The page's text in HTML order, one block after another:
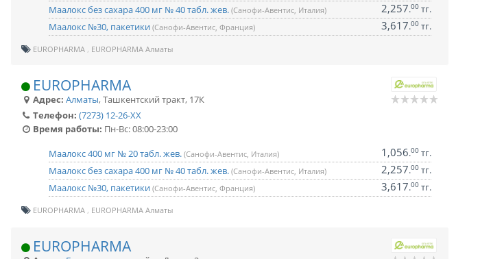
Маалокс без сахара 400 мг № 40 табл. жев. (Санофи-Авентис, Италия) 2,257.00тг.
Маалокс №30, пакетики (Санофи-Авентис, Франция) 3,617.00тг.
EUROPHARMA EUROPHARMA Алматы
EUROPHARMA
Адрес: Алматы,Ташкентский тракт, 17К
Телефон: (7273) 12-26-XX
Время работы: Пн-Вс: 08:00-23:00
Маалокс 400 мг № 20 табл. жев. (Санофи-Авентис, Италия) 1,056.00тг.
Маалокс без сахара 400 мг № 40 табл. жев. (Санофи-Авентис, Италия) 2,257.00тг.
Маалокс №30, пакетики (Санофи-Авентис, Франция) 3,617.00тг.
EUROPHARMA EUROPHARMA Алматы
EUROPHARMA